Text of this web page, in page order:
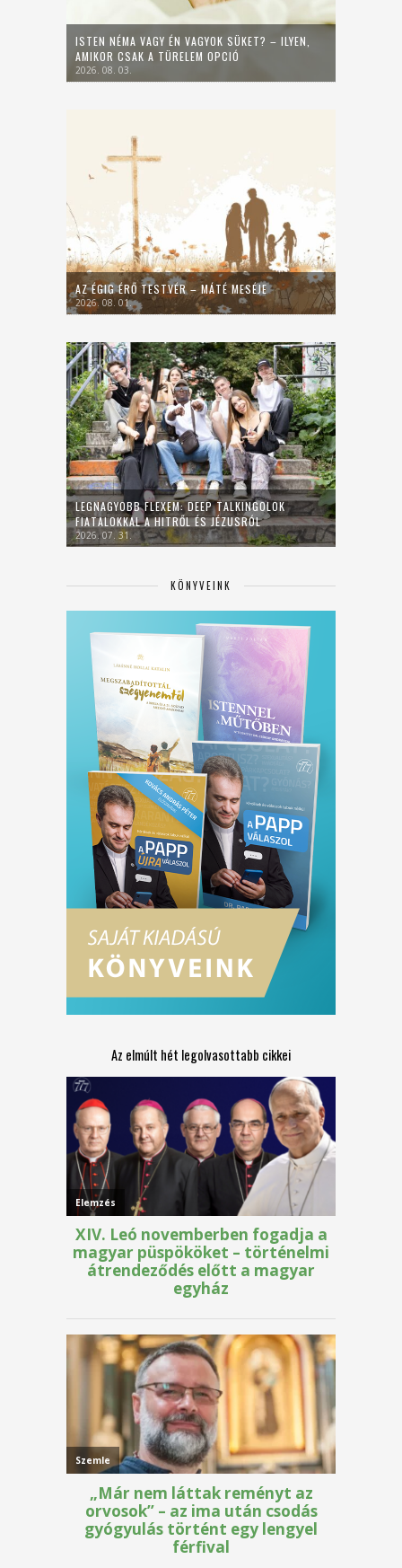
ISTEN NÉMA VAGY ÉN VAGYOK SÜKET? – ILYEN,
AMIKOR CSAK A TÜRELEM OPCIÓ
2026. 08. 03.
AZ ÉGIG ÉRŐ TESTVÉR – MÁTÉ MESÉJE
2026. 08. 01.
LEGNAGYOBB FLEXEM: DEEP TALKINGOLOK
FIATALOKKAL A HITRŐL ÉS JÉZUSRÓL
2026. 07. 31.
KÖNYVEINK
Az elmúlt hét legolvasottabb cikkei